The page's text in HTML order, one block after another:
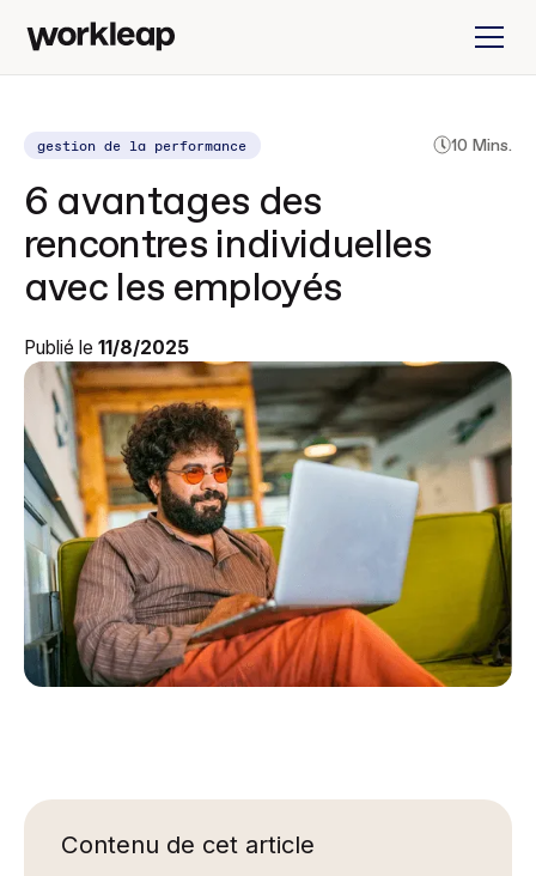
gestion de la performance 10 Mins.
6 avantages des
rencontres individuelles
avec les employés
Publié le 11/8/2025
Contenu de cet article